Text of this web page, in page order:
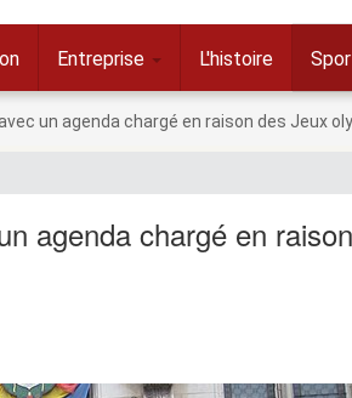
Entreprise L'histoire
avec un agenda chargé en raison des Jeux
agenda chargé en